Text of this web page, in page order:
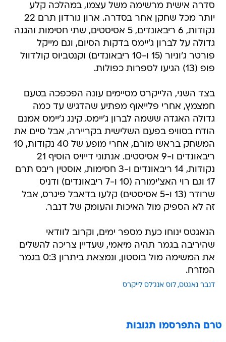
סדרה אישית מרשימה משל עצמו, במהלכה קלע
יותר מכל שחקן אחר בסדרה. ארון גורדון תרם 22
נקודות, 6 ריבאונדים, 5 אסיסטים, שתי חסימות והגנה
גדולה על לברון ג'יימס בדקות הסיום, וגם מייקל
פורטר ג'וניור (15 ו-10 ריבאונדים) וקנטביוס קולדוול
פופ (13) הגיעו לספרות כפולות.
בצד השני, הלייקרס מסיימים עונה הפכפכה בטעם
חמצמץ, אחרי פלייאוף מפתיע שהדגיש עד כמה
גדולה האגדה ששמה לברון ג'יימס. קינג ג'יימס אמנם
הודח בסוויפ בפעם השלישית בקריירה, אבל סיים את
המשחק בראש מורם, אחרי מופע של 40 נקודות, 10
ריבאונדים ו-9 אסיסטים. אנתוני דייויס הוסיף 21
נקודות, 14 ריבאונדים ו-3 חסימות, אוסטין ריבס תרם
17 וגם רוי האצ'ימורה (10 ו-7 ריבאונדים) ודניס
שרודר (13 ו-5 אסיסטים) קלעו בדאבל פיגרס, אבל
זה לא הספיק מול האיכות והעומק של דנבר.
הנאגטס ינוחו כעת מספר ימים, וקרוב לוודאי
שהיריבה בגמר תהיה מיאמי, שעדיין צריכה להשלים
את המשימה מול בוסטון, ונמצאת ביתרון 0:3 בגמר
המזרח.
דנבר נאגטס לוס אנג'לס לייקרס
טרם התפרסמו תגובות